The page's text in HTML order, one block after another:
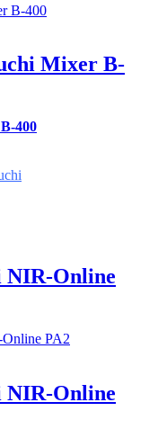
Mixer B-
400
NIR-Online
NIR-Online